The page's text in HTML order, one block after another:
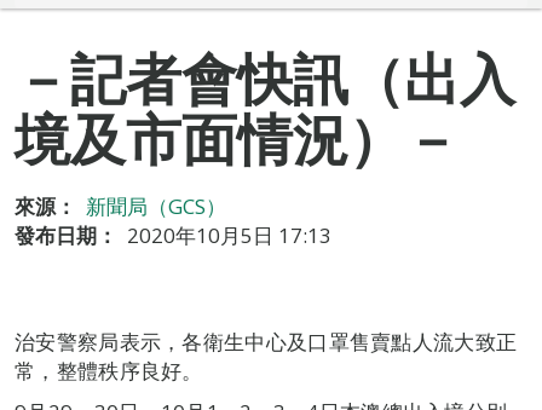
－記者會快訊（出入
境及市面情況）－
來源：
新聞局（GCS）
發布日期：
2020年10月5日 17:13
治安警察局表示，各衛生中心及口罩售賣點人流大致正
常，整體秩序良好。